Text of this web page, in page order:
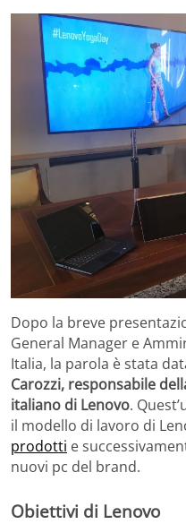
Dopo la breve
General Manager e
Italia, la parola è stata
Carozzi, responsabile
italiano di Lenovo.
il modello di lavoro di
prodotti e
nuovi pc del brand.
Obiettivi di Lenovo